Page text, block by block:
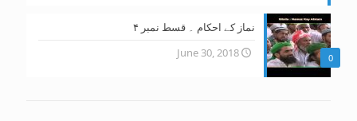
0
نماز کے احکام ۔ قسط نمبر ۴
June 30, 2018